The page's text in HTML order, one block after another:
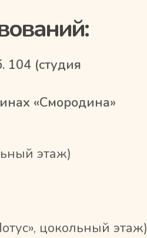
цокольный этаж)
этаж)
«Смородина»
104 (студия